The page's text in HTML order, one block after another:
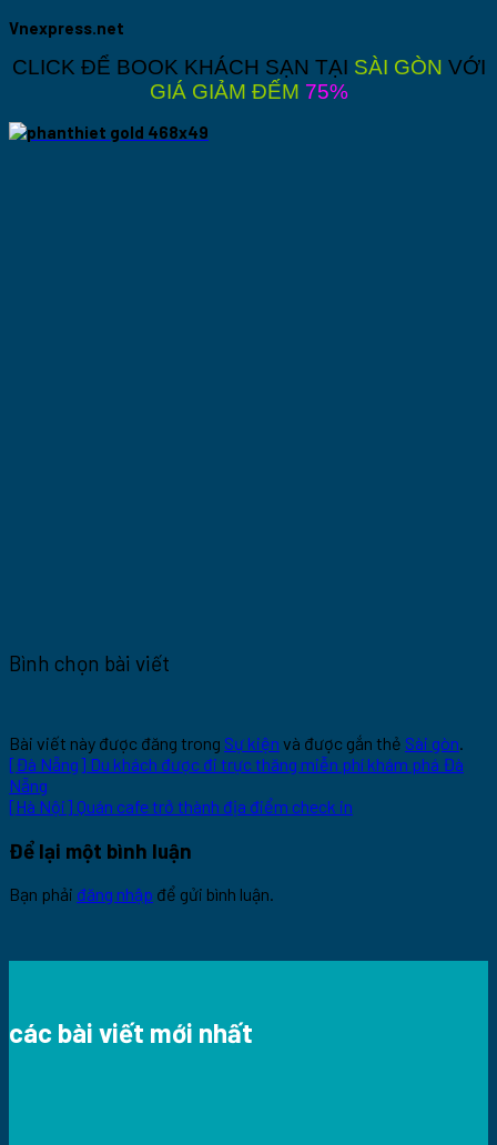
Vnexpress.net
CLICK ĐỂ BOOK KHÁCH SẠN TẠI SÀI GÒN VỚI
GIÁ GIẢM ĐẾM 75%
Bình chọn bài viết
Bài viết này được đăng trong Sự kiện và được gắn thẻ Sài gòn.
[Đà Nẵng] Du khách được đi trực thăng miễn phí khám phá Đà
Nẵng
[Hà Nội] Quán cafe trở thành địa điểm check in
Để lại một bình luận
Bạn phải đăng nhập để gửi bình luận.
các bài viết mới nhất